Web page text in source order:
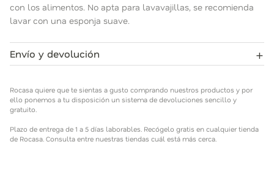
con los alimentos. No apta para lavavajillas, se recomienda
lavar con una esponja suave.
Envío y devolución +
productos y por ello ponemos a tu disposición un sistema de
devoluciones sencillo y gratuito.
cualquier tienda de Rocasa. Consulta entre nuestras tiendas
Rocasa quiere que te sientas a gusto comprando nuestros productos y por
ello ponemos a tu disposición un sistema de devoluciones sencillo y
gratuito.
Plazo de entrega de 1 a 5 días laborables. Recógelo gratis en cualquier tienda
de Rocasa. Consulta entre nuestras tiendas cuál está más cerca.